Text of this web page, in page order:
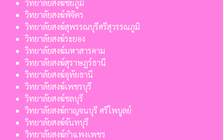
วิทยาลัยสงฆ์ชัยภูมิ
วิทยาลัยสงฆ์พิจิตร
วิทยาลัยสงฆ์สุพรรณบุรีศรีสุวรรณภูมิ
วิทยาลัยสงฆ์ระยอง
วิทยาลัยสงฆ์มหาสารคาม
วิทยาลัยสงฆ์สุราษฎร์ธานี
วิทยาลัยสงฆ์อุทัยธานี
วิทยาลัยสงฆ์เพชรบุรี
วิทยาลัยสงฆ์ชลบุรี
วิทยาลัยสงฆ์กาญจนบุรี ศรีไพบูลย์
วิทยาลัยสงฆ์จันทบุรี
วิทยาลัยสงฆ์กำแพงเพชร